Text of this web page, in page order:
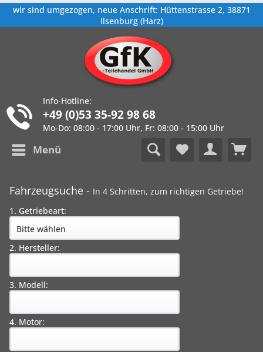
wir sind umgezogen, neue Anschrift: Hüttenstrasse 2, 38871
Ilsenburg (Harz)
Info-Hotline:
+49 (0)53 35-92 98 68
Mo-Do: 08:00 - 17:00 Uhr, Fr: 08:00 - 15:00 Uhr
Menü
Fahrzeugsuche - In 4 Schritten, zum richtigen Getriebe!
1. Getriebeart:
2. Hersteller:
3. Modell:
4. Motor: